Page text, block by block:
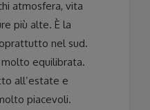
atmosfera, vita
più alte. È la
nel sud.
molto equilibrata.
all’estate e
piacevoli.